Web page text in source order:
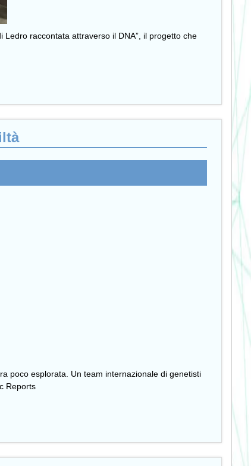
raccontata attraverso il DNA”, il progetto che
poco esplorata. Un team internazionale di genetisti
Reports